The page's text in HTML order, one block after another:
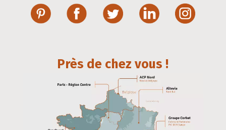
Près de chez vous !